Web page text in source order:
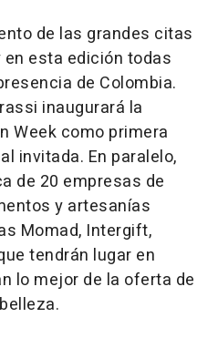
de las grandes citas
en esta edición todas
de Colombia.
inaugurará la
Week como primera
invitada. En paralelo,
de 20 empresas de
y artesanías
Momad, Intergift,
tendrán lugar en
lo mejor de la oferta de